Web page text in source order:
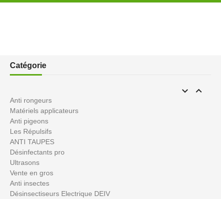
Catégorie
 
Anti rongeurs
Matériels applicateurs
Anti pigeons
Les Répulsifs
ANTI TAUPES
Désinfectants pro
Ultrasons
Vente en gros
Anti insectes
Désinsectiseurs Electrique DEIV